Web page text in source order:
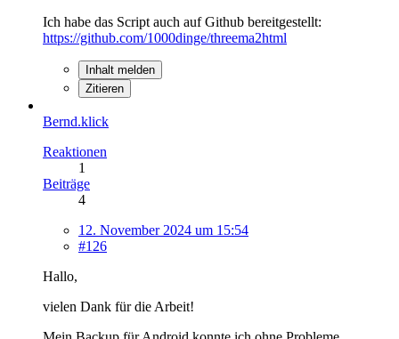
Ich habe das Script auch auf Github bereitgestellt:
https://github.com/1000dinge/threema2html
Inhalt melden
Zitieren
Bernd.klick
Reaktionen
1
Beiträge
4
12. November 2024 um 15:54
#126
Hallo,
vielen Dank für die Arbeit!